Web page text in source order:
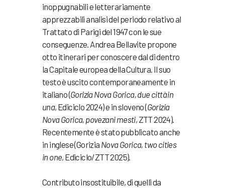
inoppugnabili e letterariamente
apprezzabili analisi del periodo relativo al
Trattato di Parigi del 1947 con le sue
conseguenze. Andrea Bellavite propone
otto itinerari per conoscere dal di dentro
la Capitale europea della Cultura. Il suo
testo è uscito contemporaneamente in
italiano (Gorizia Nova Gorica, due città in
una, Ediciclo 2024) e in sloveno (Gorizia
Nova Gorica, povezani mesti, ZTT 2024).
Recentemente è stato pubblicato anche
in inglese (Gorizia Nova Gorica, two cities
in one, Ediciclo/ZTT 2025).
Contributo insostituibile, di quelli da